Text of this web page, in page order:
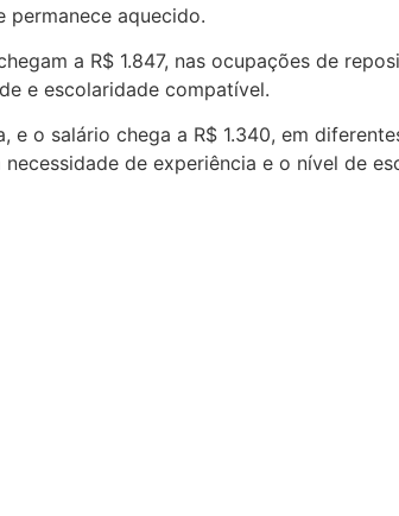
permanece aquecido.
a R$ 1.847, nas ocupações de
e escolaridade compatível.
o salário chega a R$ 1.340, em
de experiência e o nível de